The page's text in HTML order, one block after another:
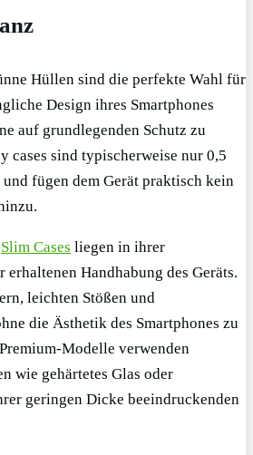
Hüllen sind die perfekte Wahl für
Design ihres Smartphones
auf grundlegenden Schutz zu
cases sind typischerweise nur 0,5
fügen dem Gerät praktisch kein
Slim Cases liegen in ihrer
Handhabung des Geräts.
leichten Stößen und
die Ästhetik des Smartphones zu
Modelle verwenden
wie gehärtetes Glas oder
geringen Dicke beeindruckenden